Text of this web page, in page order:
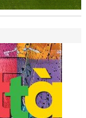
in estate